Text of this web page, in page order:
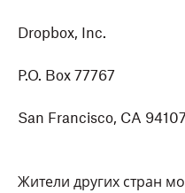
Dropbox, Inc.
P.O. Box 77767
San Francisco, CA
Жители других стран